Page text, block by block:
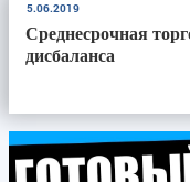
5.06.2019
Среднесрочная
дисбаланса